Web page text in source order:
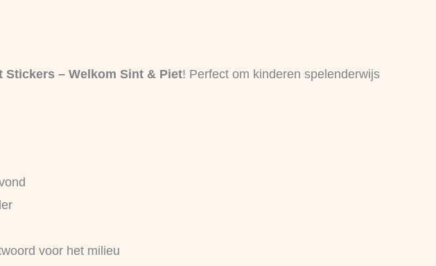
– Welkom Sint & Piet! Perfect om kinderen spelenderwijs
voor het milieu